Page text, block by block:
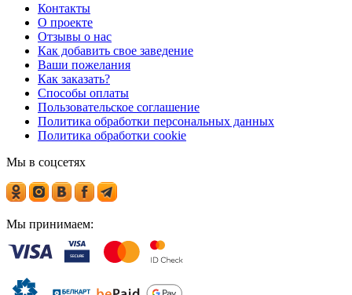
Контакты
О проекте
Отзывы о нас
Как добавить свое заведение
Ваши пожелания
Как заказать?
Способы оплаты
Пользовательское соглашение
Политика обработки персональных данных
Политика обработки cookie
Мы в соцсетях
Мы принимаем: